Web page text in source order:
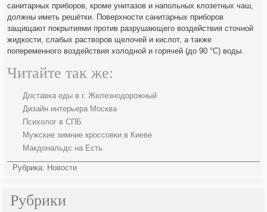
санитарных приборов, кроме унитазов и напольных клозетных чаш,
должны иметь решётки. Поверхности санитарных приборов
защищают покрытиями против разрушающего воздействия сточной
жидкости, слабых растворов щелочей и кислот, а также
попеременного воздействия холодной и горячей (до 90 °C) воды.
Читайте так же:
Доставка еды в г. Железнодорожный
Дизайн интерьера Москва
Психолог в СПБ
Мужские зимние кроссовки в Киеве
Макдональдс на Есть
Рубрика: Новости
Рубрики